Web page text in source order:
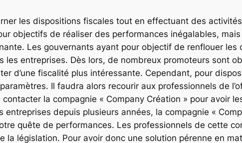
les dispositions fiscales tout en effectuant des
objectifs de réaliser des performances inégalables,
Les gouvernants ayant pour objectif de renflouer les
les entreprises. Dès lors, de nombreux promoteurs sont
d’une fiscalité plus intéressante. Cependant, pour
Il faudra alors recourir aux professionnels de
la compagnie « Company Création » pour avoir
depuis plusieurs années, la compagnie «
quête de performances. Les professionnels de cette
la législation. Pour avoir donc une solution pérenne en